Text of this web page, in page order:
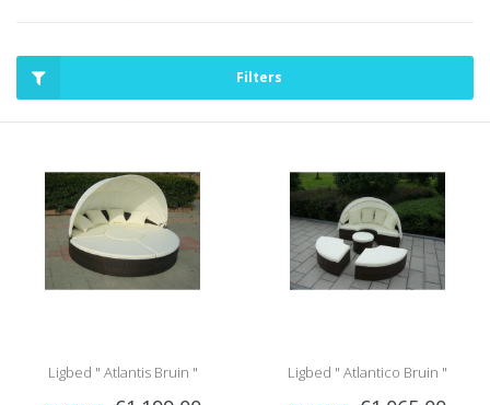
Filters
Ligbed " Atlantis Bruin " Ligbed " Atlantico Bruin "